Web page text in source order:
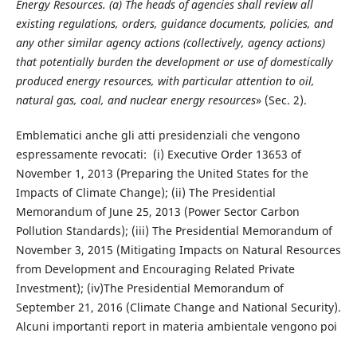
Energy Resources. (a) The heads of agencies shall review all
existing regulations, orders, guidance documents, policies, and
any other similar agency actions (collectively, agency actions)
that potentially burden the development or use of domestically
produced energy resources, with particular attention to oil,
natural gas, coal, and nuclear energy resources» (Sec. 2).
Emblematici anche gli atti presidenziali che vengono
espressamente revocati: (i) Executive Order 13653 of
November 1, 2013 (Preparing the United States for the
Impacts of Climate Change); (ii) The Presidential
Memorandum of June 25, 2013 (Power Sector Carbon
Pollution Standards); (iii) The Presidential Memorandum of
November 3, 2015 (Mitigating Impacts on Natural Resources
from Development and Encouraging Related Private
Investment); (iv)The Presidential Memorandum of
September 21, 2016 (Climate Change and National Security).
Alcuni importanti report in materia ambientale vengono poi